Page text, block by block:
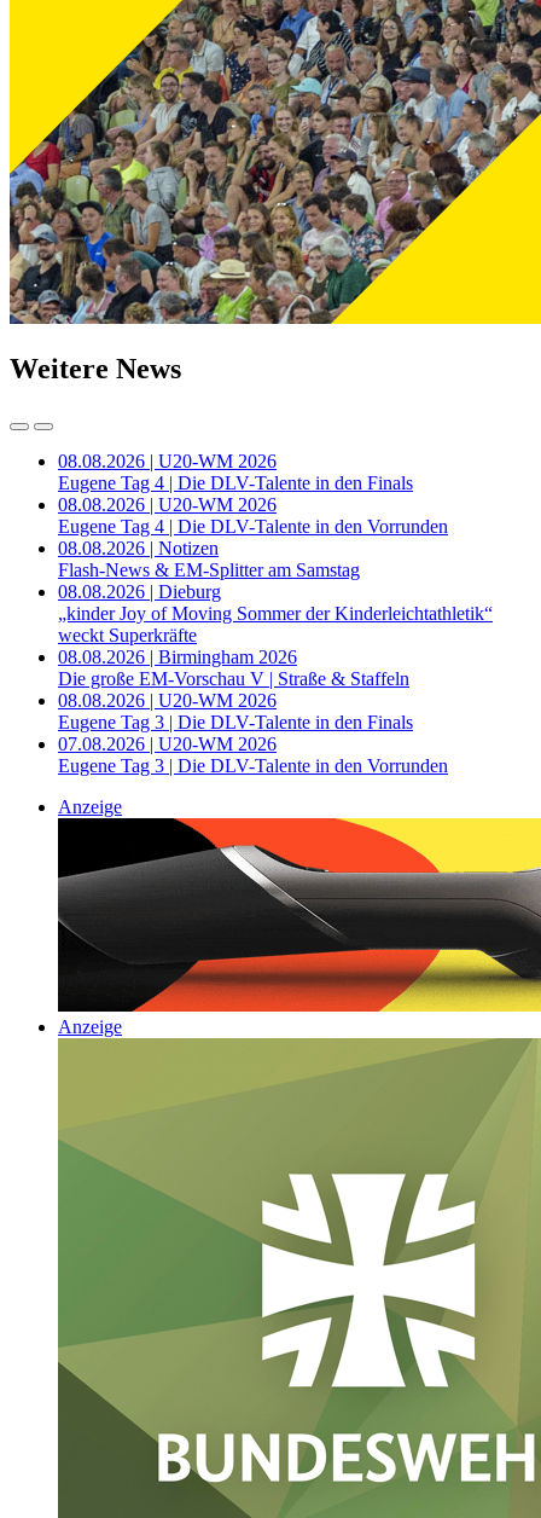
Weitere News
08.08.2026 | U20-WM 2026
Eugene Tag 4 | Die DLV-Talente in den Finals
08.08.2026 | U20-WM 2026
Eugene Tag 4 | Die DLV-Talente in den Vorrunden
08.08.2026 | Notizen
Flash-News & EM-Splitter am Samstag
08.08.2026 | Dieburg
„kinder Joy of Moving Sommer der Kinderleichtathletik“
weckt Superkräfte
08.08.2026 | Birmingham 2026
Die große EM-Vorschau V | Straße & Staffeln
08.08.2026 | U20-WM 2026
Eugene Tag 3 | Die DLV-Talente in den Finals
07.08.2026 | U20-WM 2026
Eugene Tag 3 | Die DLV-Talente in den Vorrunden
Anzeige
Anzeige